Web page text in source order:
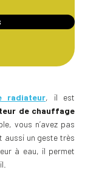
radiateur, il est
de chauffage
vous n’avez pas
aussi un geste très
à eau, il permet